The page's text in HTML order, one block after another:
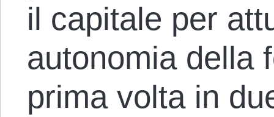
il capitale per
autonomia della
prima volta in